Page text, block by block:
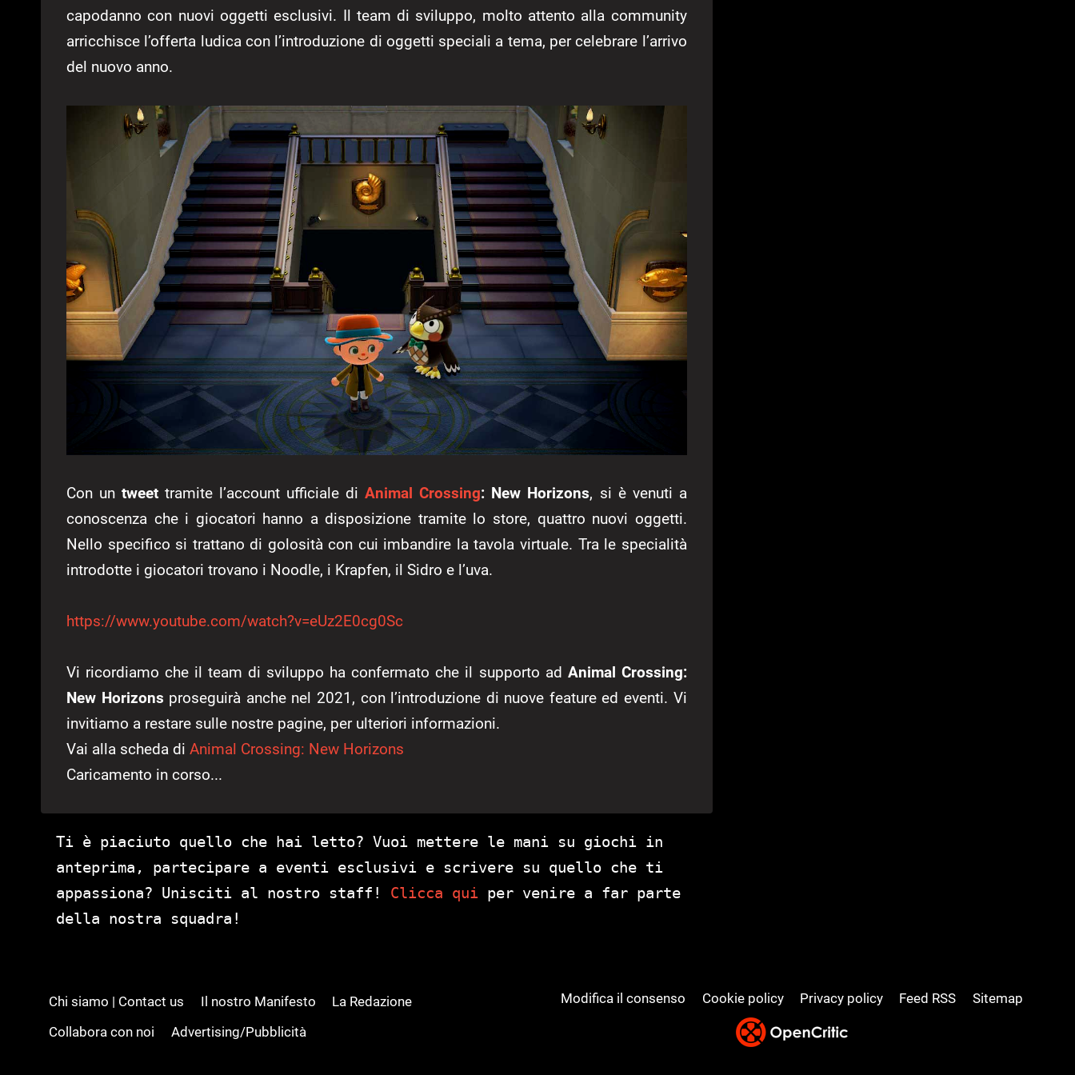
capodanno con nuovi oggetti esclusivi. Il team di sviluppo, molto attento alla community
arricchisce l’offerta ludica con l’introduzione di oggetti speciali a tema, per celebrare l’arrivo
del nuovo anno.
Con untweet tramite l’account ufficiale diAnimal Crossing: New Horizons, si è venuti a
conoscenza che i giocatori hanno a disposizione tramite lo store, quattro nuovi oggetti.
Nello specifico si trattano di golosità con cui imbandire la tavola virtuale. Tra le specialità
introdotte i giocatori trovano i Noodle, i Krapfen, il Sidro e l’uva.
https://www.youtube.com/watch?v=eUz2E0cg0Sc
Vi ricordiamo che il team di sviluppo ha confermato che il supporto ad Animal Crossing:
New Horizons proseguirà anche nel 2021, con l’introduzione di nuove feature ed eventi. Vi
invitiamo a restare sulle nostre pagine, per ulteriori informazioni.
Vai alla scheda di Animal Crossing: New Horizons
Caricamento in corso...
Ti è piaciuto quello che hai letto? Vuoi mettere le mani su giochi in
anteprima, partecipare a eventi esclusivi e scrivere su quello che ti
appassiona? Unisciti al nostro staff! Clicca qui per venire a far parte
della nostra squadra!
Chi siamo | Contact us Il nostro Manifesto
La Redazione
Collabora con noi
Advertising/Pubblicità
Modifica il consenso Cookie policy Privacy policy Feed RSS Sitemap